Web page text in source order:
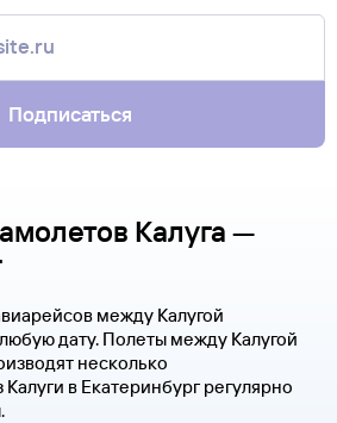
Подписаться
Калуга —
между Калугой
дату. Полеты между Калугой
несколько
в Екатеринбург регулярно